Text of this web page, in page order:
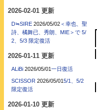
2026-02-01 更新
D≒SIRE 2026/05/02＜幸也、聖
詩、橘舞已、秀朗、MIE＞で 5/
2、5/3 限定復活
2026-01-11 更新
ALiBi 2026/05/01一日復活
SCISSOR 2026/05/015/1、5/2
限定復活
2026-01-10 更新